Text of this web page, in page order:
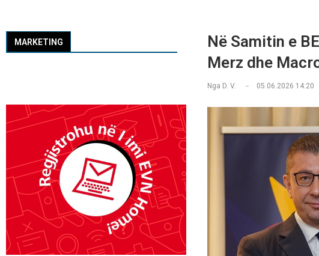
Në Samitin e
Merz dhe
Nga D. V. 05.06.2026 14:20
MARKETING